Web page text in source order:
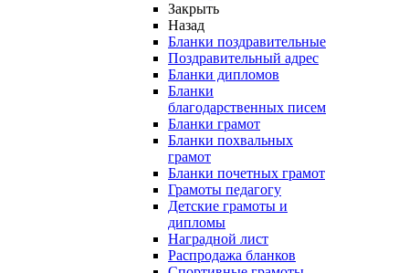
Закрыть
Назад
Бланки поздравительные
Поздравительный адрес
Бланки дипломов
Бланки
благодарственных писем
Бланки грамот
Бланки похвальных
грамот
Бланки почетных грамот
Грамоты педагогу
Детские грамоты и
дипломы
Наградной лист
Распродажа бланков